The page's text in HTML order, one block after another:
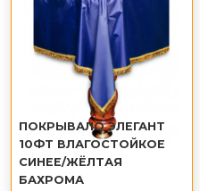
ПОКРЫВАЛО ЭЛЕГАНТ
10ФТ ВЛАГОСТОЙКОЕ
СИНЕЕ/ЖЁЛТАЯ
БАХРОМА